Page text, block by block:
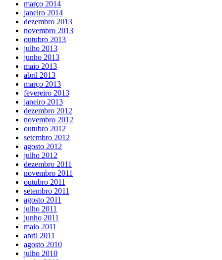
março 2014
janeiro 2014
dezembro 2013
novembro 2013
outubro 2013
julho 2013
junho 2013
maio 2013
abril 2013
março 2013
fevereiro 2013
janeiro 2013
dezembro 2012
novembro 2012
outubro 2012
setembro 2012
agosto 2012
julho 2012
dezembro 2011
novembro 2011
outubro 2011
setembro 2011
agosto 2011
julho 2011
junho 2011
maio 2011
abril 2011
agosto 2010
julho 2010